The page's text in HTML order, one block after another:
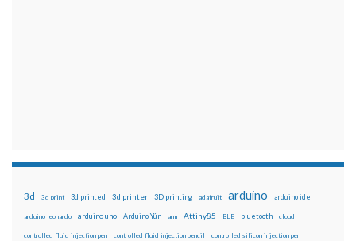
3d 3d print 3d printed 3d printer 3D printing adafruit arduino arduino ide
arduino leonardo arduino uno Arduino Yún arm Attiny85 BLE bluetooth cloud
controlled fluid injection pen controlled fluid injection pencil controlled silicon injection pen